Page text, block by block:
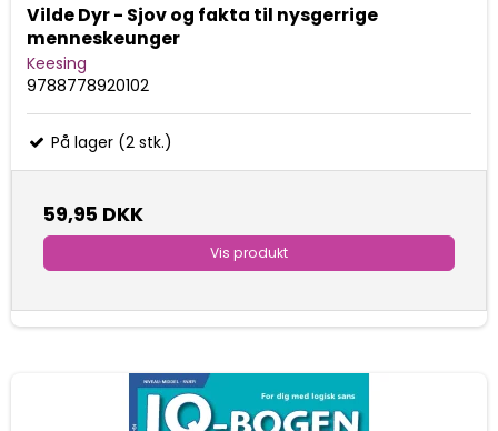
Vilde Dyr - Sjov og fakta til nysgerrige
menneskeunger
Keesing
9788778920102
På lager (2 stk.)
59,95 DKK
Vis produkt